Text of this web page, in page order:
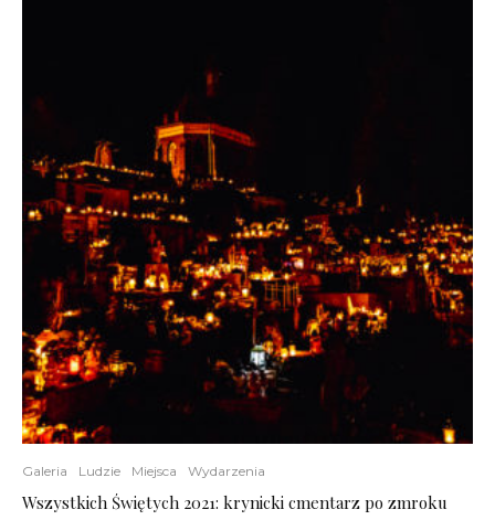
Galeria Ludzie Miejsca Wydarzenia
Wszystkich Świętych 2021: krynicki cmentarz po zmroku